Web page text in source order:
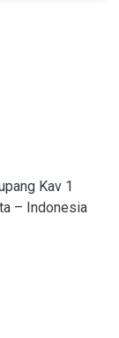
Kav 1
– Indonesia